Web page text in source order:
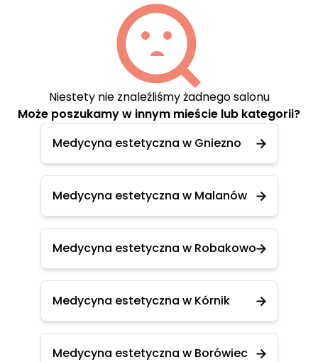
Niestety nie znaleźliśmy żadnego salonu
Może poszukamy w innym mieście lub kategorii?
Medycyna estetyczna w Gniezno
Medycyna estetyczna w Malanów
Medycyna estetyczna w Robakowo
Medycyna estetyczna w Kórnik
Medycyna estetyczna w Borówiec